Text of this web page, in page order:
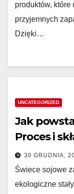
produktów, które
przyjemnych
Dzięki…
UNCATEGORIZED
Jak
Proces i
30 GRUDNIA,
Świece sojowe
ekologiczne